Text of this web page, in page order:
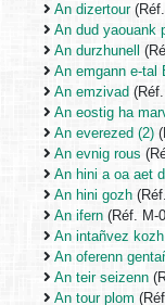
An dizertour(Réf.
An dud yaouank
An durzhunell
An emgann e-tal
An emzivad
An eostig ha
An everezed (2)
An evnig rous
An hini a oa aet
An hini gozh
An ifern (Réf. M-
An intañvez
An oferenn
An teir seizenn
An tour plom